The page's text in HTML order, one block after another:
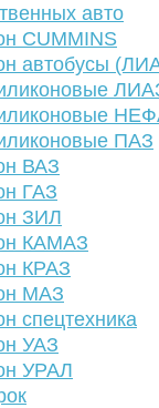
авто
CUMMINS
автобусы
ПАЗ
ВАЗ
ГАЗ
ЗИЛ
КАМАЗ
КРАЗ
МАЗ
спецтехника
УАЗ
УРАЛ